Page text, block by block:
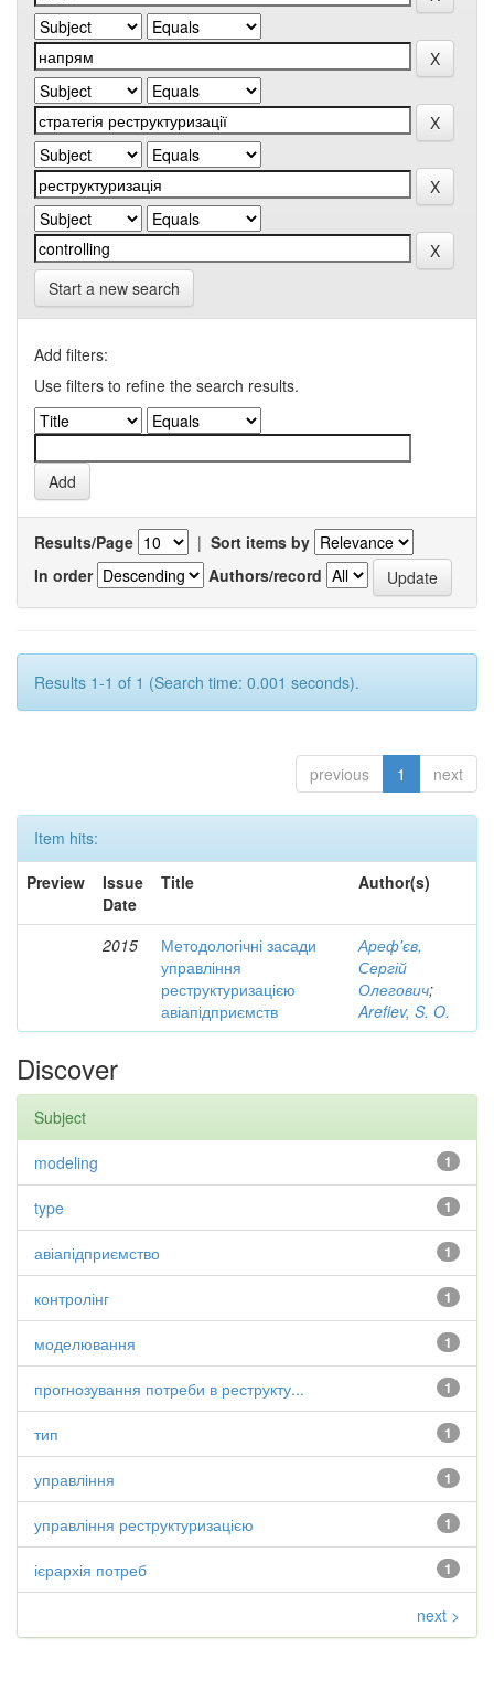
Start a new search
Add filters:
Use filters to refine the search results.
Results/Page | Sort items by
In order
Authors/record
Results 1-1 of 1 (Search time: 0.001 seconds).
previous 1 next
Item hits:
Preview
Issue
Date
Title Author(s)
2015
Методологічні засади
управління
реструктуризацією
авіапідприємств
Ареф'єв,
Сергій
Олегович;
Arefiev, S. O.
Discover
Subject
1
modeling
1
type
1
авіапідприємство
1
контролінг
1
моделювання
1
прогнозування потреби в реструкту...
1
тип
1
управління
1
управління реструктуризацією
1
ієрархія потреб
next >